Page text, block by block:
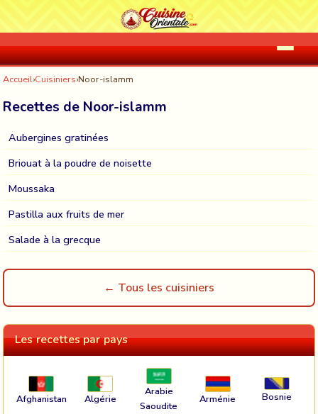
Accueil›Cuisiniers›Noor-islamm
Recettes de Noor-islamm
Aubergines gratinées
Briouat à la poudre de noisette
Moussaka
Pastilla aux fruits de mer
Salade à la grecque
← Tous les cuisiniers
Les recettes par pays
Afghanistan Algérie
Arabie
Saoudite
Arménie Bosnie